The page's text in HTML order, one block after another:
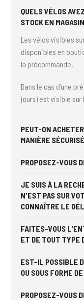
QUELS VÉLOS
STOCK EN
Les vélos visibles
disponibles en
la précommande.
Dans le cas d’une
jours) est visible sur
PEUT-ON
MANIÈRE
PROPOSEZ-VOUS
JE SUIS À LA
N'EST PAS SUR
CONNAÎTRE LE
FAITES-VOUS
ET DE TOUT TYPE
EST-IL POSSIBLE
OU SOUS FORME
PROPOSEZ-VOUS